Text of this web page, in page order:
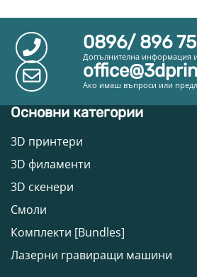
0896/ 896
Допълнителна информация
Ако имаш въпроси или
Основни категории
3D принтери
3D филаменти
3D скенери
Смоли
Комплекти [Bundles]
Лазерни гравиращи машини